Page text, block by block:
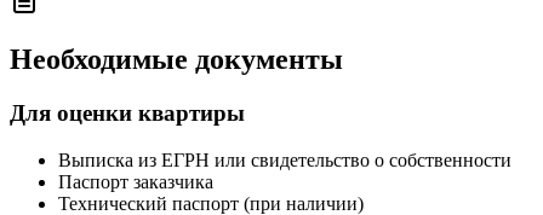
Необходимые документы
Для оценки квартиры
Выписка из ЕГРН или свидетельство о собственности
Паспорт заказчика
Технический паспорт (при наличии)